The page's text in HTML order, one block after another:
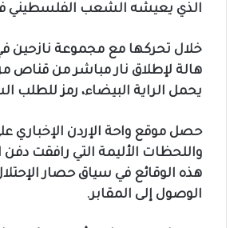
الذي يعيشه الشعب الفلسطيني
هالة لإطلاق نار مباشر من
يحمل الراية البيضاء، رمز للطلب
حصل موقع واحة الإردن
واللحظات الأليمة التي رافقت
هذه الوقائع في سياق حصار
الوصول إلى المقابر.